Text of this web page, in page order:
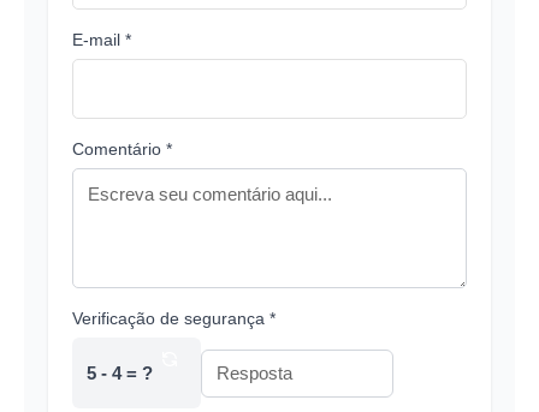
E-mail *
Comentário *
Verificação de segurança *
5 - 4 = ?